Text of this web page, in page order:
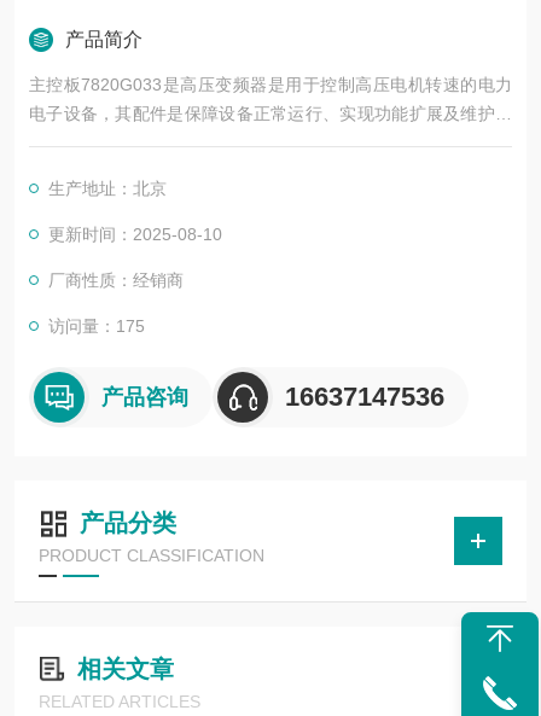
产品简介
主控板7820G033是高压变频器是用于控制高压电机转速的电力
电子设备，其配件是保障设备正常运行、实现功能扩展及维护维
修的重要组成部分。这些配件种类繁多，涵盖了功率变换、控
生产地址：北京
更新时间：2025-08-10
厂商性质：经销商
访问量：175
产品咨询 16637147536
产品分类
PRODUCT CLASSIFICATION
相关文章
RELATED ARTICLES